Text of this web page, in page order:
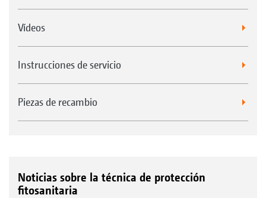
Vídeos
Instrucciones de servicio
Piezas de recambio
Noticias sobre la técnica de protección
fitosanitaria